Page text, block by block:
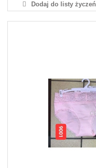
Dodaj do listy życzeń